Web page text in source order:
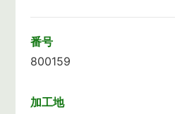
番号
800159
加工地